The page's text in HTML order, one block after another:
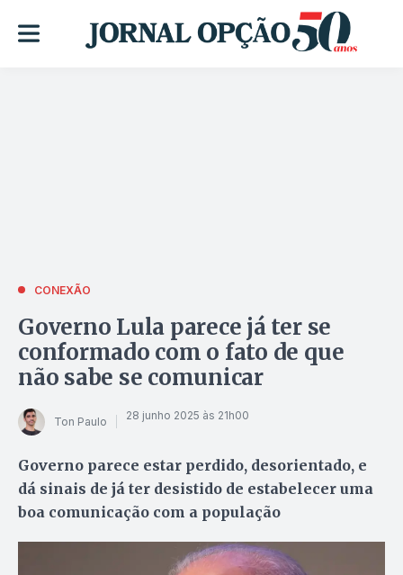
CONEXÃO
Governo Lula parece já ter se
conformado com o fato de que
não sabe se comunicar
Ton Paulo 28 junho 2025 às 21h00
Governo parece estar perdido, desorientado, e
dá sinais de já ter desistido de estabelecer uma
boa comunicação com a população